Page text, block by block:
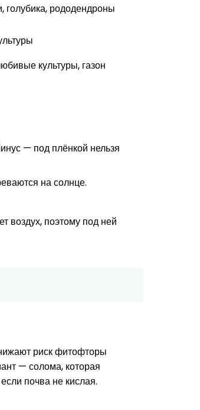
голубика, рододендроны
культуры, газон
— под плёнкой нельзя
на солнце.
воздух, поэтому под ней
риск фитофторы
— солома, которая
почва не кислая.